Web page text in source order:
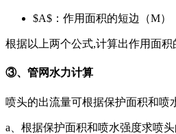
$A$：作用面积的短边（M）
根据以上两个公式,计算出作用面
③、管网水力计算
喷头的出流量可根据保护面积和喷
a、根据保护面积和喷水强度求喷